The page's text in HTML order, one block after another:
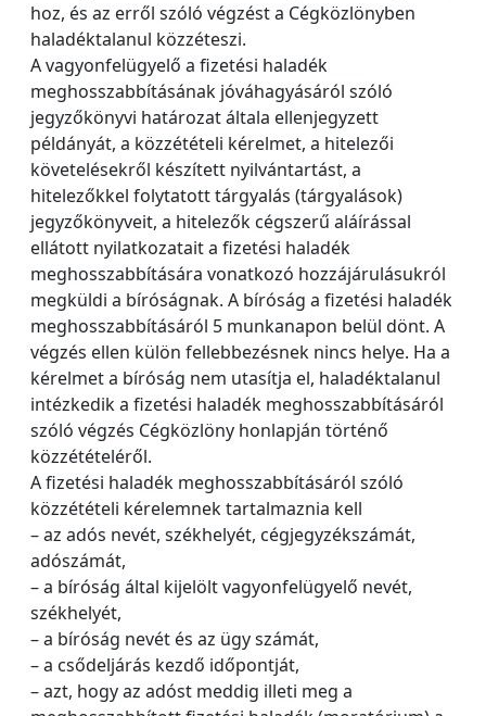
hoz, és az erről szóló végzést a Cégközlönyben
haladéktalanul közzéteszi.
A vagyonfelügyelő a fizetési haladék
meghosszabbításának jóváhagyásáról szóló
jegyzőkönyvi határozat általa ellenjegyzett
példányát, a közzétételi kérelmet, a hitelezői
követelésekről készített nyilvántartást, a
hitelezőkkel folytatott tárgyalás (tárgyalások)
jegyzőkönyveit, a hitelezők cégszerű aláírással
ellátott nyilatkozatait a fizetési haladék
meghosszabbítására vonatkozó hozzájárulásukról
megküldi a bíróságnak. A bíróság a fizetési haladék
meghosszabbításáról 5 munkanapon belül dönt. A
végzés ellen külön fellebbezésnek nincs helye. Ha a
kérelmet a bíróság nem utasítja el, haladéktalanul
intézkedik a fizetési haladék meghosszabbításáról
szóló végzés Cégközlöny honlapján történő
közzétételéről.
A fizetési haladék meghosszabbításáról szóló
közzétételi kérelemnek tartalmaznia kell
– az adós nevét, székhelyét, cégjegyzékszámát,
adószámát,
– a bíróság által kijelölt vagyonfelügyelő nevét,
székhelyét,
– a bíróság nevét és az ügy számát,
– a csődeljárás kezdő időpontját,
– azt, hogy az adóst meddig illeti meg a